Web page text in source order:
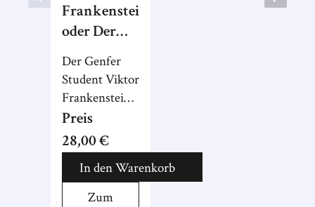
Frankenstein
oder Der
moderne
Prometheus
Der Genfer
Student Viktor
Frankenstein
überschreitet
im Labor
Grenzen:
Besessen von
Forschungsdrang
Preis
28,00 €
In den Warenkorb
Zum